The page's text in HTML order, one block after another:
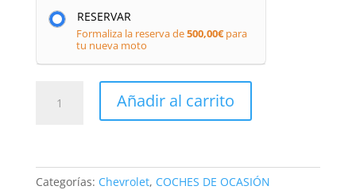
RESERVAR
Formaliza la reserva de500,00€ para
tu nueva moto
Camaro
de
Añadir al carrito
Categorías: Chevrolet, COCHES DE OCASIÓN